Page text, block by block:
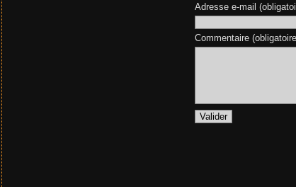
Adresse e-mail
Commentaire